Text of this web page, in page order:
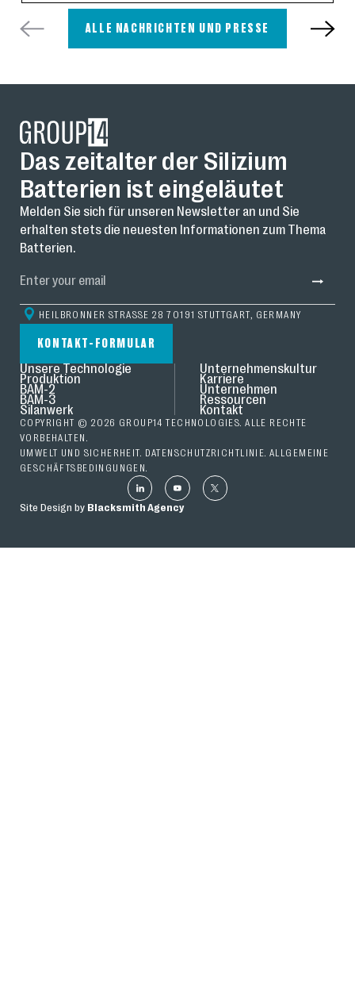
ALLE NACHRICHTEN UND PRESSE
Das zeitalter der Silizium
Batterien ist eingeläutet
Melden Sie sich für unseren Newsletter an und Sie
erhalten stets die neuesten Informationen zum Thema
Batterien.
HEILBRONNER STRASSE 28 70191 STUTTGART, GERMANY
KONTAKT-FORMULAR
Unsere Technologie
Produktion
BAM-2
BAM-3
Silanwerk
Unternehmenskultur
Karriere
Unternehmen
Ressourcen
Kontakt
COPYRIGHT © 2026 GROUP14 TECHNOLOGIES. ALLE RECHTE
VORBEHALTEN.
UMWELT UND SICHERHEIT. DATENSCHUTZRICHTLINIE.ALLGEMEINE
GESCHÄFTSBEDINGUNGEN.
Site Design by Blacksmith Agency